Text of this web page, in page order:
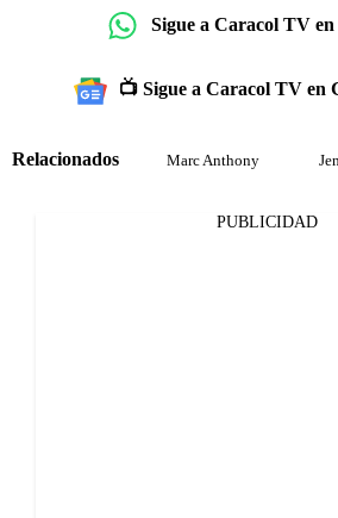
Sigue a Caracol TV
📺 Sigue a Caracol TV en
Relacionados Marc Anthony
PUBLICIDAD